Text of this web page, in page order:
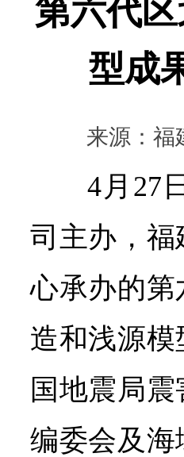
第六代
型成
来源：福
4月27
司主办，
心承办的
造和浅源
国地震局
编委会及